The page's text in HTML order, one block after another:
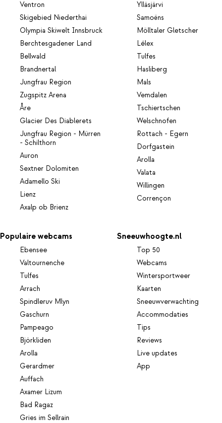
Ventron
Skigebied Niederthai
Olympia Skiwelt Innsbruck
Berchtesgadener Land
Bellwald
Brandnertal
Jungfrau Region
Zugspitz Arena
Åre
Glacier Des Diablerets
Jungfrau Region - Mürren
- Schilthorn
Auron
Sextner Dolomiten
Adamello Ski
Lienz
Axalp ob Brienz
Ylläsjärvi
Samoëns
Mölltaler Gletscher
Lélex
Tulfes
Hasliberg
Mals
Vemdalen
Tschiertschen
Welschnofen
Rottach - Egern
Dorfgastein
Arolla
Valata
Willingen
Corrençon
Populaire webcams
Ebensee
Valtournenche
Tulfes
Arrach
Spindleruv Mlyn
Gaschurn
Pampeago
Björkliden
Arolla
Gerardmer
Auffach
Axamer Lizum
Bad Ragaz
Gries im Sellrain
Sneeuwhoogte.nl
Top 50
Webcams
Wintersportweer
Kaarten
Sneeuwverwachting
Accommodaties
Tips
Reviews
Live updates
App